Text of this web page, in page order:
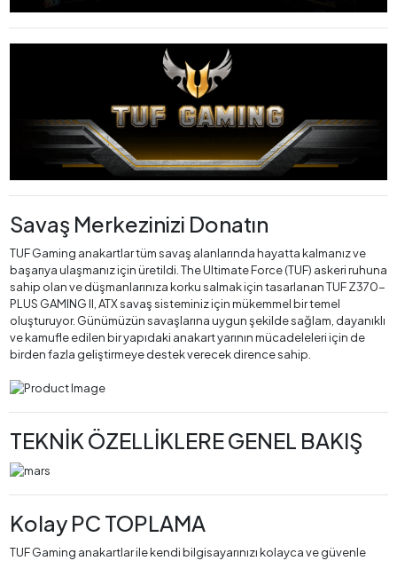
Savaş Merkezinizi Donatın
TUF Gaming anakartlar tüm savaş alanlarında hayatta kalmanız ve
başarıya ulaşmanız için üretildi. The Ultimate Force (TUF) askeri ruhuna
sahip olan ve düşmanlarınıza korku salmak için tasarlanan TUF Z370-
PLUS GAMING II, ATX savaş sisteminiz için mükemmel bir temel
oluşturuyor. Günümüzün savaşlarına uygun şekilde sağlam, dayanıklı
ve kamufle edilen bir yapıdaki anakart yarının mücadeleleri için de
birden fazla geliştirmeye destek verecek dirence sahip.
TEKNİK ÖZELLİKLERE GENEL BAKIŞ
Kolay PC TOPLAMA
TUF Gaming anakartlar ile kendi bilgisayarınızı kolayca ve güvenle